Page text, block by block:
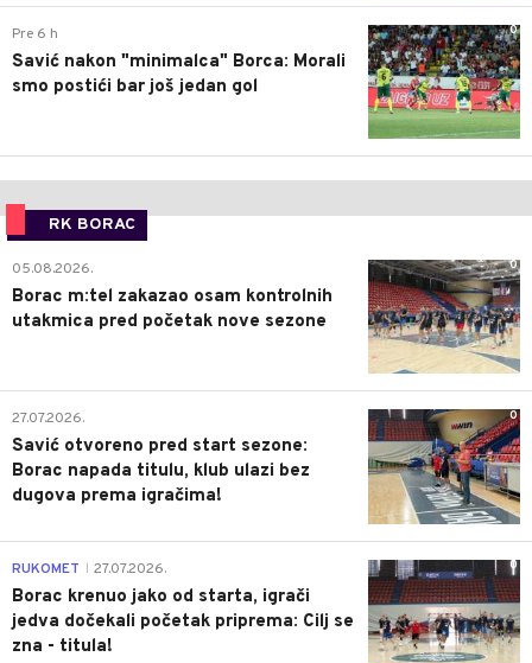
0
Pre 6 h
Savić nakon "minimalca" Borca: Morali
smo postići bar još jedan gol
RK BORAC
0
05.08.2026.
Borac m:tel zakazao osam kontrolnih
utakmica pred početak nove sezone
0
27.07.2026.
Savić otvoreno pred start sezone:
Borac napada titulu, klub ulazi bez
dugova prema igračima!
0
RUKOMET 27.07.2026.
Borac krenuo jako od starta, igrači
jedva dočekali početak priprema: Cilj se
zna - titula!